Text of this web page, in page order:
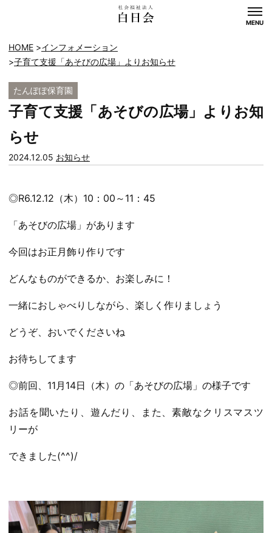
MENU
HOME
インフォメーション
子育て支援「あそびの広場」よりお知らせ
たんぽぽ保育園
子育て支援「あそびの広場」よりお知
らせ
2024.12.05 カ
リー:
お知らせ
◎R6.12.12（木）10：00～11：45
「あそびの広場」があります
今回はお正月飾り作りです
どんなものができるか、お楽しみに！
一緒におしゃべりしながら、楽しく作りましょう
どうぞ、おいでくださいね
お待ちしてます
◎前回、11月14日（木）の「あそびの広場」の様子です
お話を聞いたり、遊んだり、また、素敵なクリスマスツ
リーが
できました(^^)/